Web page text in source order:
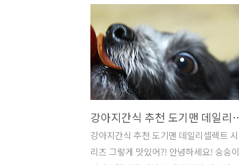
개해드릴께요. 우선 준비한 건 연어랑 소
간 인데요! 요거 외에도 치킨과 오리가 준
비되어 있어요~ 총 4가지 맛이라 이 중에
서 고르면 된답니닷! 거기다가 용량도 살
짝씩 다른데요~ 연어 그대로 트릿은 대용
량 사이즈로 90g 짜리에요! 요건 9,900원
에 만날 수 있구요. 그 옆에 있던 소간 그
대로 트릿은 60g 짜리로 6,500원 이랍니
다. 처음에 맛보기로 급여하고 싶을 때는
강아지간식 추천 도기
강아지간식 추천 도기맨 데일리셀렉트 시
리즈 그렇게 맛있어?! 안녕하세요! 숭숭이